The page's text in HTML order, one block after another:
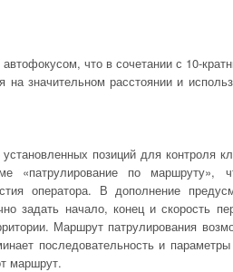
что в сочетании с 10-
значительном расстоянии и
позиций для контроля
«патрулирование по маршруту»,
оператора. В дополнение
задать начало, конец и скорость
Маршрут патрулирования
последовательность и
маршрут.